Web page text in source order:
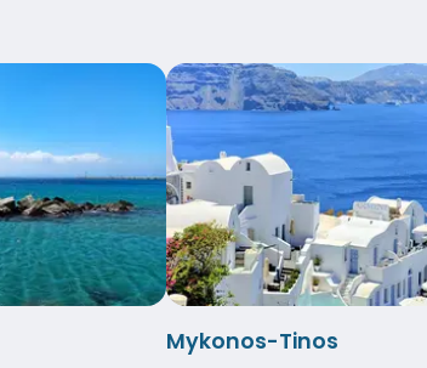
Mykonos-Tinos